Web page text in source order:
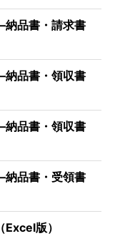
品書・請求書
品書・領収書
品書・領収書
品書・受領書
版）